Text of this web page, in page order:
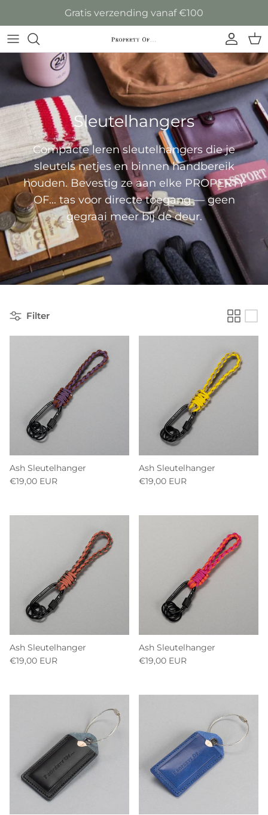
Ga naar inhoud
Gratis verzending vanaf €100
Account
Sleutelhangers
Compacte leren sleutelhangers die je
sleutels netjes en binnen handbereik
houden. Bevestig ze aan elke PROPERTY
OF... tas voor directe toegang — geen
gegraai meer bij de deur.
Filter
Ash Sleutelhanger
€19,00 EUR
Ash Sleutelhanger
€19,00 EUR
Ash Sleutelhanger
€19,00 EUR
Ash Sleutelhanger
€19,00 EUR